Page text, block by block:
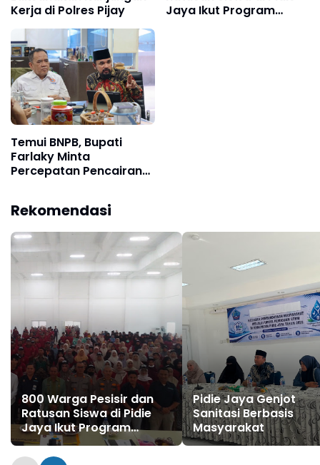
Kerja di Polres Pijay
Jaya Ikut Program
Temui BNPB, Bupati
Farlaky Minta
Percepatan Pencairan
Rekomendasi
800 Warga Pesisir dan
Ratusan Siswa di Pidie
Jaya Ikut Program
Pemulihan
Pascabencana
Pidie Jaya Genjot
Sanitasi Berbasis
Masyarakat